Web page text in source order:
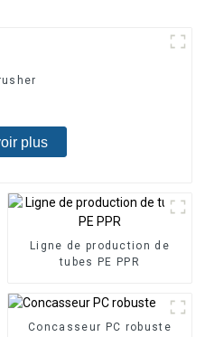
plus
Ligne de production de
tubes PE PPR
Concasseur PC robuste